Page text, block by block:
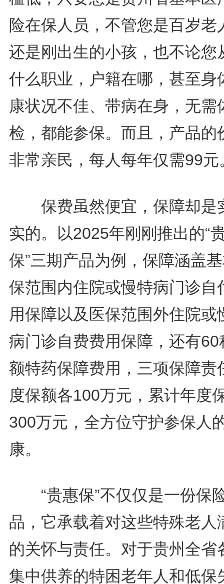
险在保人员，不管您是百岁老
还是刚出生的小孩，也不论您
什么职业，户籍在哪，甚至身
康状况不佳、带病在身，无需
检，都能参保。而且，产品的
非常亲民，每人每年仅需99元
保费虽然便宜，保障却是
实的。以2025年刚刚推出的“
保”三期产品为例，保障涵盖
保范围内住院或慢特病门诊自
用保障以及医保范围外住院或
病门诊自费费用保障，还有60
额特药保障费用，三项保障责
度保额各100万元，累计年度
300万元，全方位守护参保人
康。
“贵惠保”不仅仅是一份保
品，它承载着对这些特殊老人
的关怀与责任。对于贵州全省
集中供养的特困老年人和低保